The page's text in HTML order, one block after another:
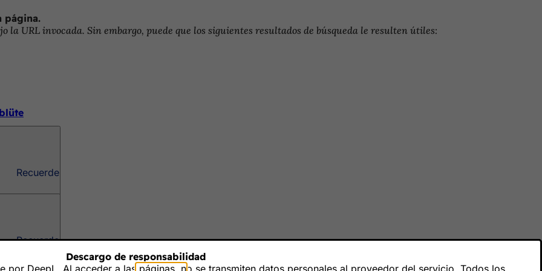
página.
la URL invocada. Sin embargo, puede que los siguientes resultados de búsqueda le resulten útiles:
Recuerde
Recuerde
Descargo de responsabilidad
por DeepL. Al acceder a las páginas, no se transmiten datos personales al proveedor del servicio. Todos los